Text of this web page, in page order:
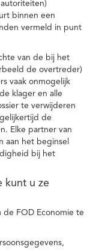
binnen een
vermeld in punt
van de bij het
de overtreder)
vaak onmogelijk
klager en alle
te verwijderen
de
Elke partner van
aan het beginsel
bij het
kunt u ze
FOD Economie te